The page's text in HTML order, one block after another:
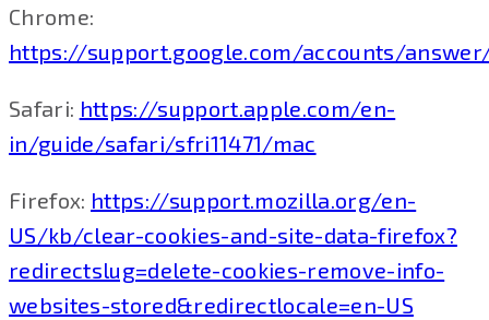
Chrome:
https://support.google.com/accounts/
Safari: https://support.apple.com/en-
in/guide/safari/sfri11471/mac
Firefox: https://support.mozilla.org/en-
US/kb/clear-cookies-and-site-data-firefox?
redirectslug=delete-cookies-remove-info-
websites-stored&redirectlocale=en-US